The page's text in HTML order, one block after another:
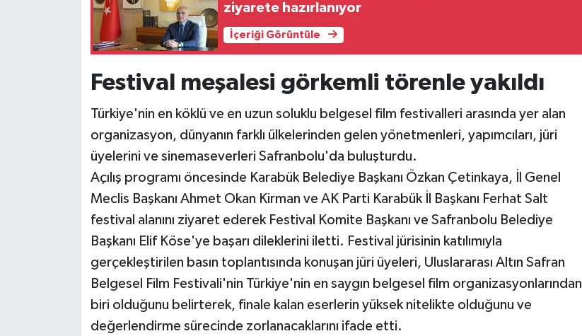
ziyarete hazırlanıyor
İçeriği Görüntüle
Festival meşalesi görkemli törenle yakıldı
Türkiye'nin en köklü ve en uzun soluklu belgesel film festivalleri arasında yer alan
organizasyon, dünyanın farklı ülkelerinden gelen yönetmenleri, yapımcıları, jüri
üyelerini ve sinemaseverleri Safranbolu'da buluşturdu.
Açılış programı öncesinde Karabük Belediye Başkanı Özkan Çetinkaya, İl Genel
Meclis Başkanı Ahmet Okan Kirman ve AK Parti Karabük İl Başkanı Ferhat Salt
festival alanını ziyaret ederek Festival Komite Başkanı ve Safranbolu Belediye
Başkanı Elif Köse'ye başarı dileklerini iletti. Festival jürisinin katılımıyla
gerçekleştirilen basın toplantısında konuşan jüri üyeleri, Uluslararası Altın Safran
Belgesel Film Festivali'nin Türkiye'nin en saygın belgesel film organizasyonlarından
biri olduğunu belirterek, finale kalan eserlerin yüksek nitelikte olduğunu ve
değerlendirme sürecinde zorlanacaklarını ifade etti.
Televizyon
Yaşam-Çevre